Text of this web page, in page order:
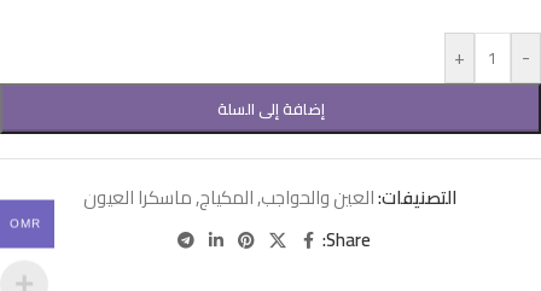
-
+
إضافة إلى السلة
التصنيفات:العين والحواجب,المكياج,ماسكرا العيون
Share:
OMR